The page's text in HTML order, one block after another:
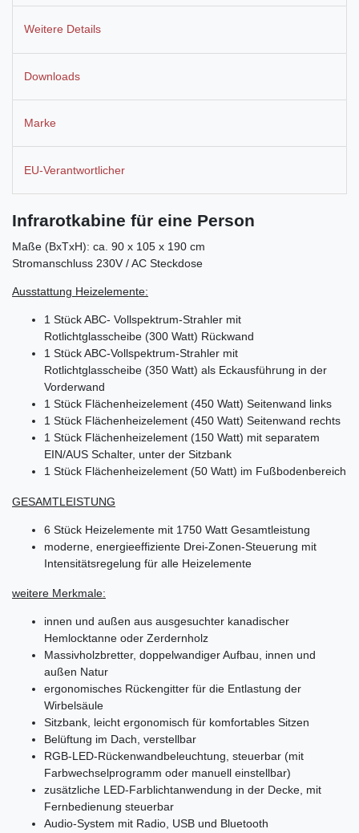
Weitere Details
Downloads
Marke
EU-Verantwortlicher
Infrarotkabine für eine Person
Maße (BxTxH): ca. 90 x 105 x 190 cm
Stromanschluss 230V / AC Steckdose
Ausstattung Heizelemente:
1 Stück ABC- Vollspektrum-Strahler mit
Rotlichtglasscheibe (300 Watt) Rückwand
1 Stück ABC-Vollspektrum-Strahler mit
Rotlichtglasscheibe (350 Watt) als Eckausführung in der
Vorderwand
1 Stück Flächenheizelement (450 Watt) Seitenwand links
1 Stück Flächenheizelement (450 Watt) Seitenwand rechts
1 Stück Flächenheizelement (150 Watt) mit separatem
EIN/AUS Schalter, unter der Sitzbank
1 Stück Flächenheizelement (50 Watt) im Fußbodenbereich
GESAMTLEISTUNG
6 Stück Heizelemente mit 1750 Watt Gesamtleistung
moderne, energieeffiziente Drei-Zonen-Steuerung mit
Intensitätsregelung für alle Heizelemente
weitere Merkmale:
innen und außen aus ausgesuchter kanadischer
Hemlocktanne oder Zerdernholz
Massivholzbretter, doppelwandiger Aufbau, innen und
außen Natur
ergonomisches Rückengitter für die Entlastung der
Wirbelsäule
Sitzbank, leicht ergonomisch für komfortables Sitzen
Belüftung im Dach, verstellbar
RGB-LED-Rückenwandbeleuchtung, steuerbar (mit
Farbwechselprogramm oder manuell einstellbar)
zusätzliche LED-Farblichtanwendung in der Decke, mit
Fernbedienung steuerbar
Audio-System mit Radio, USB und Bluetooth